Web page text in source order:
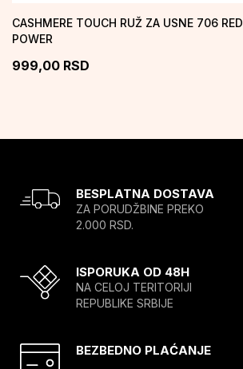
CASHMERE TOUCH RUŽ ZA USNE 706 RED
POWER
999,00 RSD
BESPLATNA DOSTAVA
ZA PORUDŽBINE PREKO
2.000 RSD.
ISPORUKA OD 48H
NA CELOJ TERITORIJI
REPUBLIKE SRBIJE
BEZBEDNO PLAĆANJE